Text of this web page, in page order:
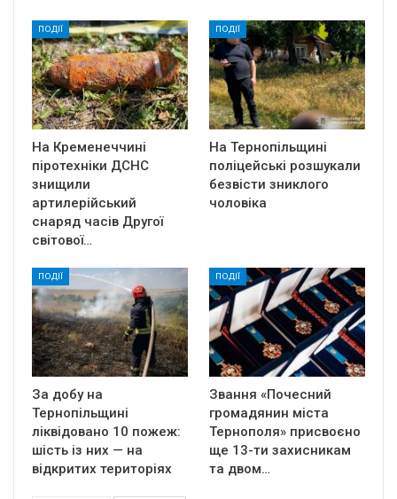
ПОДІЇ
На Кременеччині
піротехніки ДСНС
знищили
артилерійський
снаряд часів Другої
світової…
ПОДІЇ
На Тернопільщині
поліцейські розшукали
безвісти зниклого
чоловіка
ПОДІЇ
За добу на
Тернопільщині
ліквідовано 10 пожеж:
шість із них — на
відкритих територіях
ПОДІЇ
Звання «Почесний
громадянин міста
Тернополя» присвоєно
ще 13-ти захисникам
та двом…